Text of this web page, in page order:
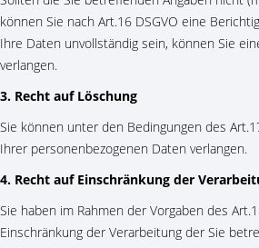
können Sie nach Art.16 DSGVO eine
Ihre Daten unvollständig sein, können Sie
verlangen.
3. Recht auf Löschung
Sie können unter den Bedingungen des
Ihrer personenbezogenen Daten verlangen.
4. Recht auf Einschränkung der
Sie haben im Rahmen der Vorgaben des
Einschränkung der Verarbeitung der Sie